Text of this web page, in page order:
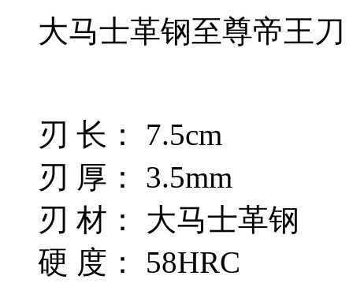
大马士革钢至尊帝王
刃 长： 7.5cm
刃 厚： 3.5mm
刃 材： 大马士革钢
硬 度： 58HRC